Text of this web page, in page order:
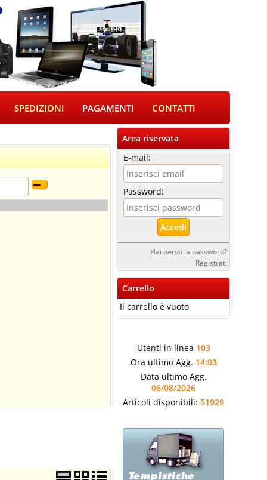
SPEDIZIONI PAGAMENTI CONTATTI
Area riservata
E-mail:
Password:
Hai perso la password?
Registrati
Carrello
Il carrello è vuoto
Utenti in linea 103
Ora ultimo Agg. 14:03
Data ultimo Agg.
06/08/2026
Articoli disponibili: 51929